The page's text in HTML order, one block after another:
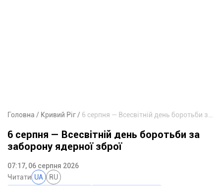
Головна Кривий Ріг
6 серпня — Всесвітній день боротьби за
заборону ядерної зброї
07:17, 06 серпня 2026
Читати UA RU